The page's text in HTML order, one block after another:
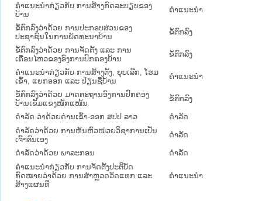
ຄໍາແນະນໍາກ່ຽວກັບ ການສ້າງກົດລະບຽບຂອງ
ບ້ານ
ຄໍາແນະນໍາ
ຂໍ້ຕົກລົງວ່າດ້ວຍ ການປະກອບສ່ວນຂອງ
ປະຊາຊົນໃນການພັດທະນາບ້ານ
ຂໍ້ຕົກລົງ
ຂໍ້ຕົກລົງວ່າດ້ວຍ ການຈັດຕັ້ງ ແລະ ການ
ເຄື່ອນໄຫວຂອງອົງການປົກຄອງບ້ານ
ຂໍ້ຕົກລົງ
ຄໍາແນະນໍາກ່ຽວກັບ ການສ້າງຕັ້ງ, ຍຸບເລີກ, ໂຮມ
ເຂົ້າ, ແຍກອອກ ແລະ ປ່ຽນຊື່ບ້ານ
ຄໍາແນະນໍາ
ຂໍ້ຕົກລົງວ່າດ້ວຍ ມາດຕະຖານອົງການປົກຄອງ
ບ້ານເຂັ້ມແຂງໜັກແໜ້ນ
ຂໍ້ຕົກລົງ
ດຳລັດ ວ່າດ້ວຍດ່ານເຂົ້າ-ອອກ ສປປ ລາວ
ດໍາລັດ
ດຳລັດວ່າດ້ວຍ ການຫັນຫົວໜ່ວຍວິຊາການເປັນ
ເຈົ້າຕົນເອງ
ດໍາລັດ
ດຳລັດວ່າດ້ວຍ ພາລະກອນ
ດໍາລັດ
ຄຳແນະນຳກ່ຽວກັບ ການຈັດຕັ້ງປະຕິບັດ
ກົດໝາຍວ່າດ້ວຍ ການສຳຫຼວດວັດແທກ ແລະ
ສ້າງແຜນທີ່
ຄໍາແນະນໍາ